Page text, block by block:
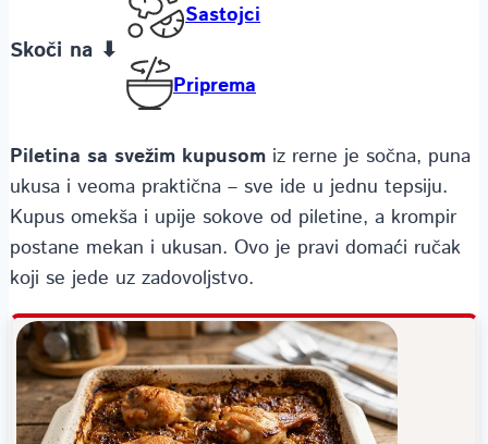
Skoči na ⬇
Sastojci
Priprema
Piletina sa svežim kupusom iz rerne je sočna, puna
ukusa i veoma praktična – sve ide u jednu tepsiju.
Kupus omekša i upije sokove od piletine, a krompir
postane mekan i ukusan. Ovo je pravi domaći ručak
koji se jede uz zadovoljstvo.